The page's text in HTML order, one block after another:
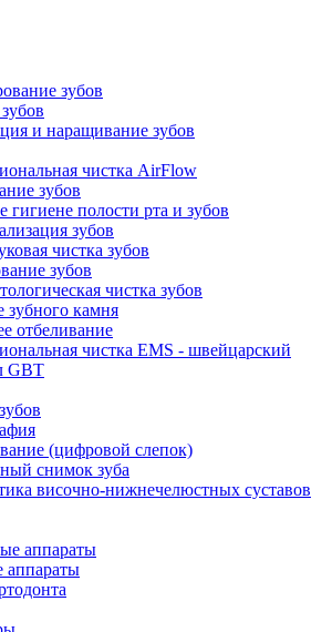
зубов
и наращивание зубов
чистка AirFlow
зубов
гигиене полости рта и зубов
зубов
чистка зубов
зубов
чистка зубов
зубного камня
отбеливание
чистка EMS - швейцарский
GBT
(цифровой слепок)
снимок зуба
височно-нижнечелюстных суставов
аппараты